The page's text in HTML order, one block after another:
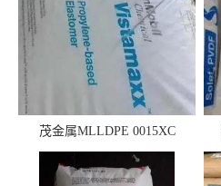
茂金属MLLDPE 0015XC
0019XC 现货